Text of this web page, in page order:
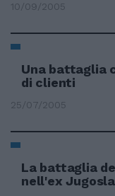
10/09/2005
Una battaglia
di clienti
25/07/2005
La battaglia
nell'ex